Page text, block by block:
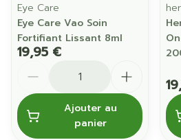
Eye Care
Eye Care Vao Soin
Fortifiant Lissant 8ml
19,95 €
Ajouter au
panier